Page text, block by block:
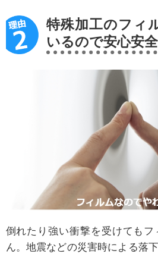
特殊加工のフィ
いるので安心安全
倒れたり強い衝撃を受けても
ん。地震などの災害時による落